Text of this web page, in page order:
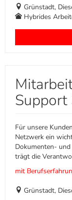
Grünstadt,
Hybrides
Support
Für unsere
Netzwerk ein
Dokumenten-
trägt die
mit
Grünstadt,